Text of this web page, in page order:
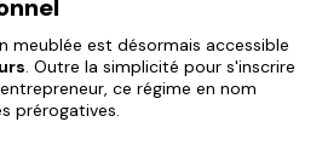
meublée est désormais accessible
. Outre la simplicité pour s'inscrire
ce régime en nom
prérogatives.